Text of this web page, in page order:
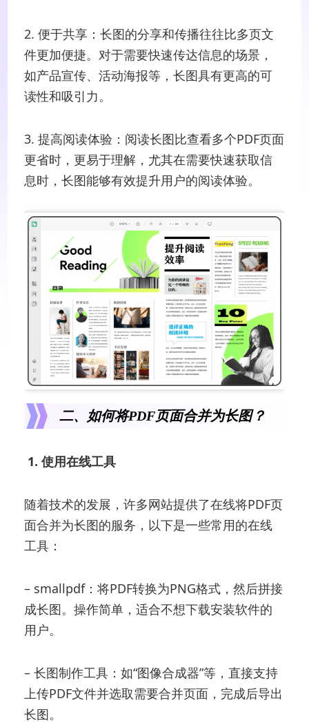
2. 便于共享：长图的分享和传播往往比多页文
件更加便捷。对于需要快速传达信息的场景，
如产品宣传、活动海报等，长图具有更高的可
读性和吸引力。
3. 提高阅读体验：阅读长图比查看多个PDF页面
更省时，更易于理解，尤其在需要快速获取信
息时，长图能够有效提升用户的阅读体验。
二、如何将PDF页面合并为长图？
1. 使用在线工具
随着技术的发展，许多网站提供了在线将PDF页
面合并为长图的服务，以下是一些常用的在线
工具：
– smallpdf：将PDF转换为PNG格式，然后拼接
成长图。操作简单，适合不想下载安装软件的
用户。
– 长图制作工具：如“图像合成器”等，直接支持
上传PDF文件并选取需要合并页面，完成后导出
长图。